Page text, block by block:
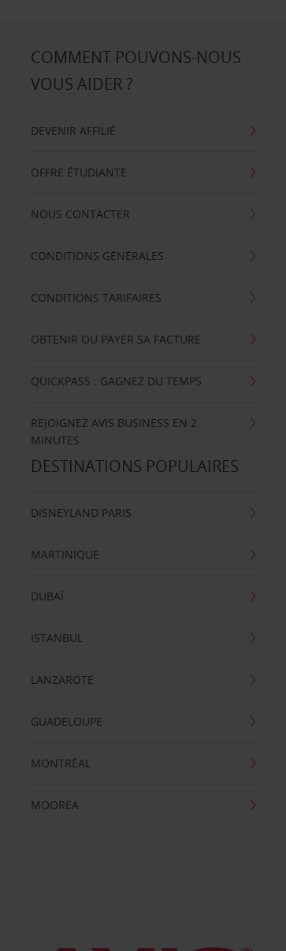
COMMENT POUVONS-NOUS
VOUS AIDER ?
DEVENIR AFFILIÉ
OFFRE ÉTUDIANTE
NOUS CONTACTER
CONDITIONS GÉNÉRALES
CONDITIONS TARIFAIRES
OBTENIR OU PAYER SA FACTURE
QUICKPASS : GAGNEZ DU TEMPS
REJOIGNEZ AVIS BUSINESS EN 2
MINUTES
DESTINATIONS POPULAIRES
DISNEYLAND PARIS
MARTINIQUE
DUBAÏ
ISTANBUL
LANZAROTE
GUADELOUPE
MONTRÉAL
MOOREA